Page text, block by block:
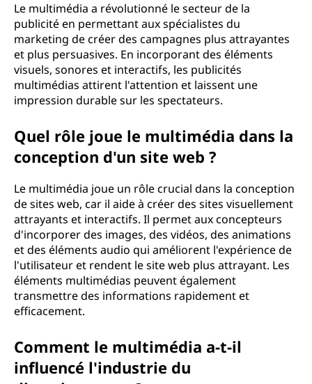
Le multimédia a révolutionné le secteur de la
publicité en permettant aux spécialistes du
marketing de créer des campagnes plus attrayantes
et plus persuasives. En incorporant des éléments
visuels, sonores et interactifs, les publicités
multimédias attirent l'attention et laissent une
impression durable sur les spectateurs.
Quel rôle joue le multimédia dans la
conception d'un site web ?
Le multimédia joue un rôle crucial dans la conception
de sites web, car il aide à créer des sites visuellement
attrayants et interactifs. Il permet aux concepteurs
d'incorporer des images, des vidéos, des animations
et des éléments audio qui améliorent l'expérience de
l'utilisateur et rendent le site web plus attrayant. Les
éléments multimédias peuvent également
transmettre des informations rapidement et
efficacement.
Comment le multimédia a-t-il
influencé l'industrie du